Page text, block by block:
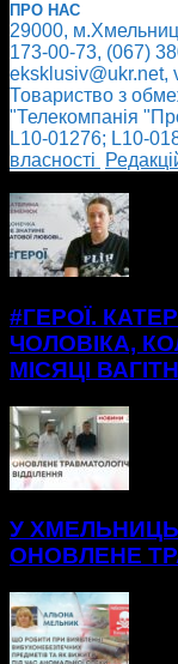
ПРО НАС
29000,
173-00-73, (067)
eksklusiv@ukr.net,
Товариство з
"Телекомпанія
L10-01276; L10-
власності
#ГЕРОЇ.
ЧОЛОВІКА,
МІСЯЦІ
У
ОНОВЛЕНЕ